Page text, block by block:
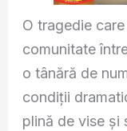
O tragedie
comunitate
o tânără de
condiții
plină de vise și